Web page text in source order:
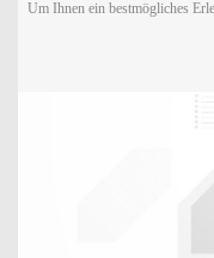
Um Ihnen ein bestmögliches